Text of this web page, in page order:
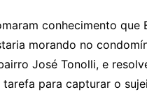
conhecimento que
morando no
José Tonolli, e
tarefa para capturar o